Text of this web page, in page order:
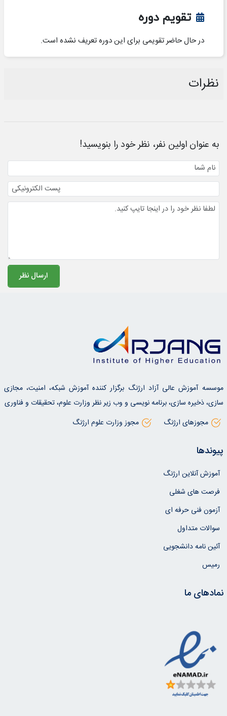
تقویم دوره
در حال حاضر تقویمی برای این دوره تعریف نشده است.
نظرات
به عنوان اولین نفر، نظر خود را بنویسید!
موسسه آموزش عالی آزاد ارژنگ برگزار کننده آموزش شبکه، امنیت، مجازی
سازی، ذخیره سازی، برنامه نویسی و وب زیر نظر وزارت علوم، تحقیقات و فناوری
مجوزهای ارژنگ
مجوز وزارت علوم ارژنگ
پیوندها
آموزش آنلاین ارژنگ
فرصت های شغلی
آزمون فنی حرفه ای
سوالات متداول
آئین نامه دانشجویی
رمیس
نمادهای ما